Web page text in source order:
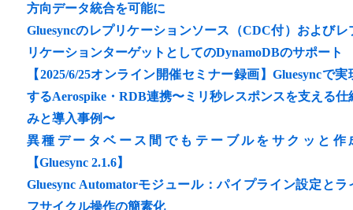
方向データ統合を可能に
Gluesyncのレプリケーションソース（CDC付）およびレ
リケーションターゲットとしてのDynamoDBのサポート
【2025/6/25オンライン開催セミナー録画】Gluesyncで実
するAerospike・RDB連携〜ミリ秒レスポンスを支える仕
みと導入事例〜
異種データベース間でもテーブルをサクッと作
【Gluesync 2.1.6】
Gluesync Automatorモジュール：パイプライン設定とラ
フサイクル操作の簡素化